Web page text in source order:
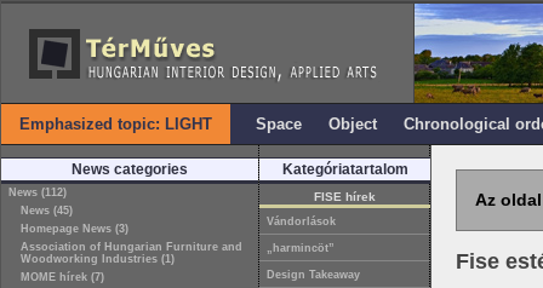
Emphasized topic: LIGHT Space Object Chronological
News categories
News (112)
News (45)
Homepage News (3)
Association of Hungarian Furniture and
Woodworking Industries (1)
MOME hírek (7)
Kategóriatartalom
FISE hírek
Vándorlások
„harmincöt”
Design Takeaway
Az
Fise